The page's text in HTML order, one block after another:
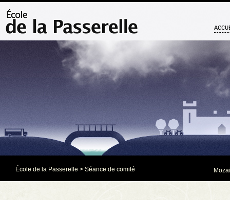
École de la Passerelle > Séance de comité